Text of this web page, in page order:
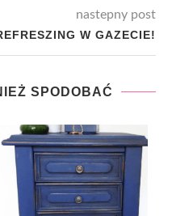
nastepny post
W GAZECIE!
SPODOBAĆ